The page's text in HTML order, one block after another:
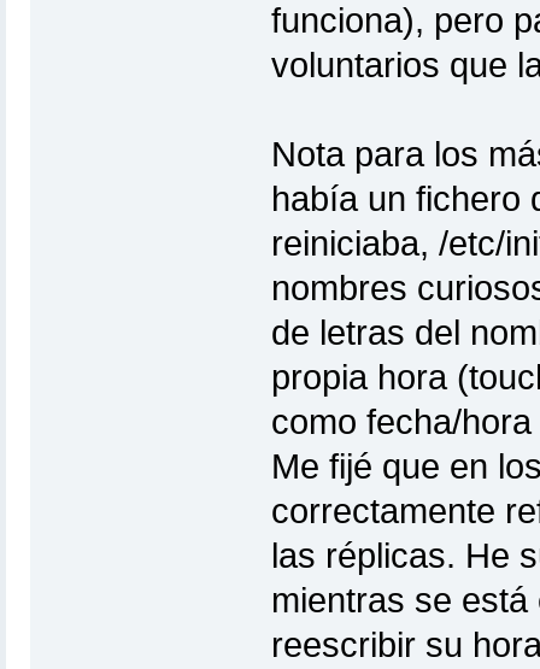
funciona), pero
voluntarios que
Nota para los
había un fichero
reiniciaba, /etc/
nombres
de letras del
propia hora
como fecha/
Me fijé que en
correctamente
las réplicas. He
mientras se
reescribir su